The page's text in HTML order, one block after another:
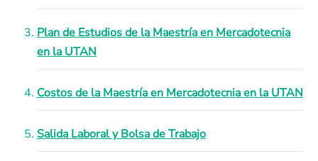
Plan de Estudios de la Maestría en Mercadotecnia
en la UTAN
Costos de la Maestría en Mercadotecnia en la UTAN
Salida Laboral y Bolsa de Trabajo